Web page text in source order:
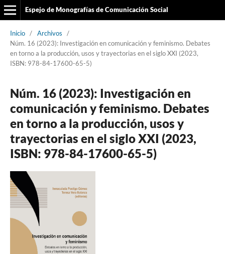
Espejo de Monografías de Comunicación Social
Inicio / Archivos
/
Núm. 16 (2023): Investigación en comunicación y feminismo. Debates
en torno a la producción, usos y trayectorias en el siglo XXI (2023,
ISBN: 978-84-17600-65-5)
Núm. 16 (2023): Investigación en
comunicación y feminismo. Debates
en torno a la producción, usos y
trayectorias en el siglo XXI (2023,
ISBN: 978-84-17600-65-5)